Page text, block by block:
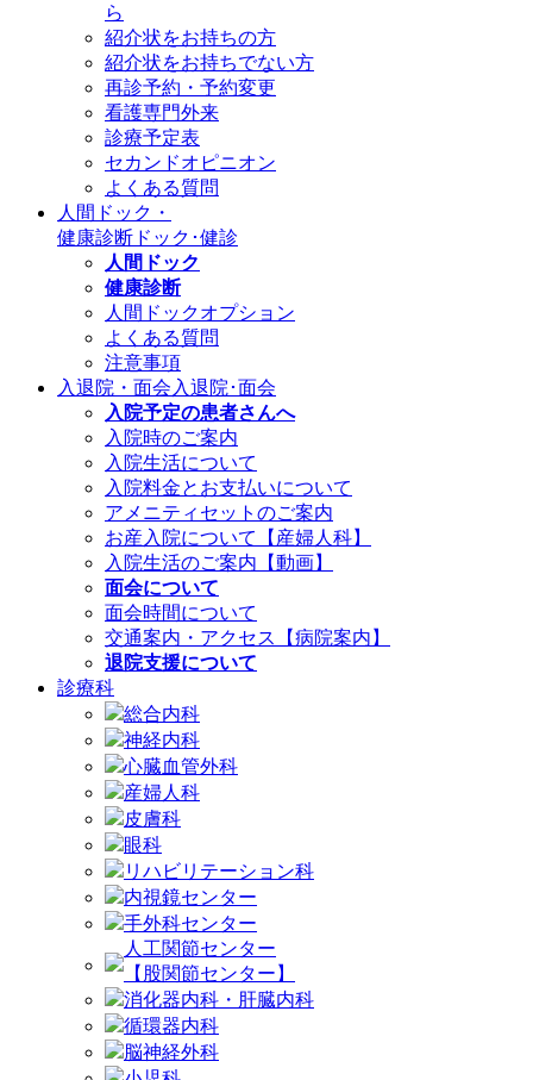
ら
紹介状をお持ちの方
紹介状をお持ちでない方
再診予約・予約変更
看護専門外来
診療予定表
セカンドオピニオン
よくある質問
人間ドック・
健康診断 ドック･健診
人間ドック
健康診断
人間ドックオプション
よくある質問
注意事項
入退院・面会 入退院･面会
入院予定の患者さんへ
入院時のご案内
入院生活について
入院料金とお支払いについて
アメニティセットのご案内
お産入院について【産婦人科】
入院生活のご案内【動画】
面会について
面会時間について
交通案内・アクセス【病院案内】
退院支援について
診療科
総合内科
神経内科
心臓血管外科
産婦人科
皮膚科
眼科
リハビリテーション科
内視鏡センター
手外科センター
人工関節センター
【股関節センター】
消化器内科・肝臓内科
循環器内科
脳神経外科